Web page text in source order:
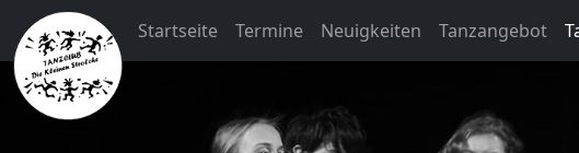
Startseite Termine Neuigkeiten Tanzangebot